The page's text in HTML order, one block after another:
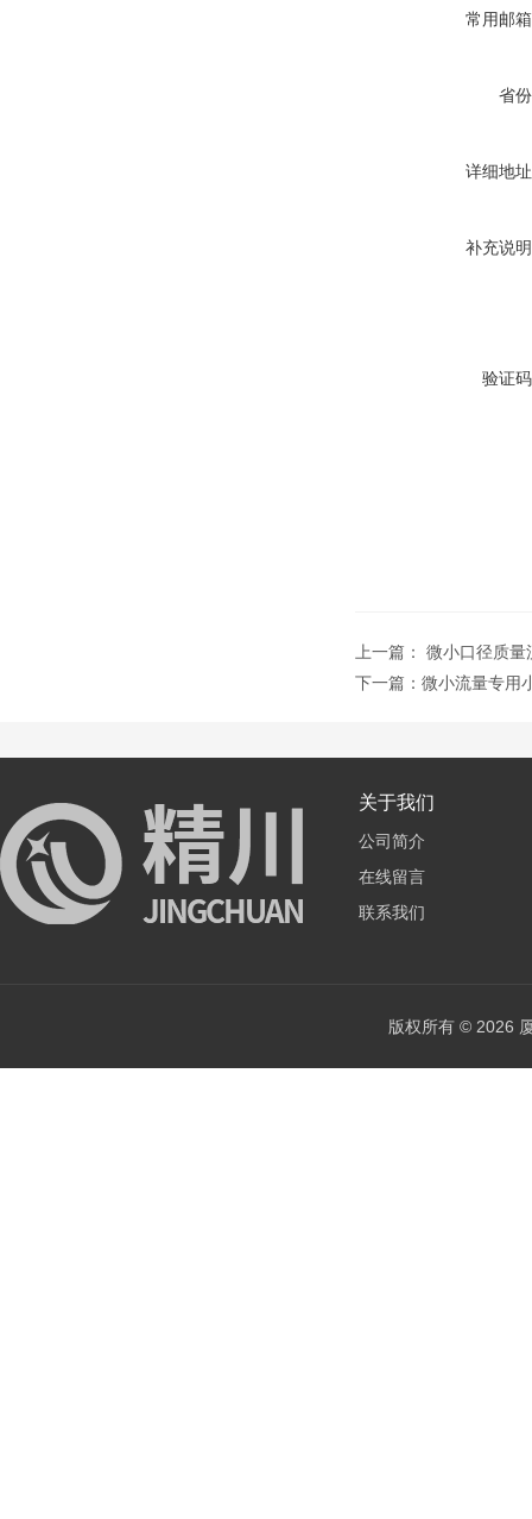
常用邮
省
详细地
补充说
验证
上一篇： 微小口径质量
下一篇： 微小流量专用
关于我们
公司简介
在线留言
联系我们
版权所有 © 2026